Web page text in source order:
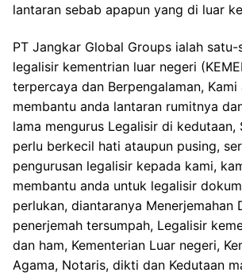
lantaran sebab apapun yang di luar
PT Jangkar Global Groups ialah
legalisir kementrian luar negeri
terpercaya dan Berpengalaman, Kami
membantu anda lantaran rumitnya
lama mengurus Legalisir di kedutaan,
perlu berkecil hati ataupun pusing,
pengurusan legalisir kepada kami,
membantu anda untuk legalisir
perlukan, diantaranya Menerjemahan
penerjemah tersumpah, Legalisir
dan ham, Kementerian Luar negeri,
Agama, Notaris, dikti dan Kedutaan